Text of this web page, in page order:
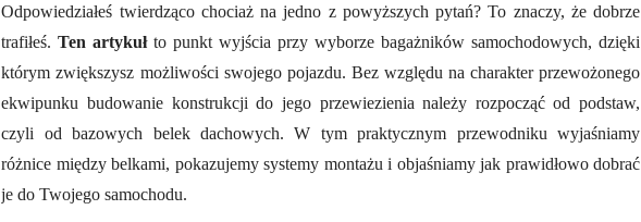
Odpowiedziałeś twierdząco chociaż na jedno z powyższych pytań? To znaczy, że dobrze
trafiłeś.Ten artykułto punkt wyjścia przy wyborze bagażników samochodowych, dzięki
którym zwiększysz możliwości swojego pojazdu. Bez względu na charakter przewożonego
ekwipunku budowanie konstrukcji do jego przewiezienia należy rozpocząć od podstaw,
czyli od bazowych belek dachowych. W tym praktycznym przewodniku wyjaśniamy
różnice między belkami, pokazujemy systemy montażu i objaśniamy jak prawidłowo dobrać
je do Twojego samochodu.